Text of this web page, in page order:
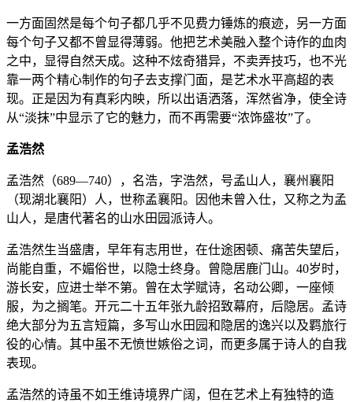
一方面固然是每个句子都几乎不见费力锤炼的痕迹，另一方面
每个句子又都不曾显得薄弱。他把艺术美融入整个诗作的血肉
之中，显得自然天成。这种不炫奇猎异，不卖弄技巧，也不光
靠一两个精心制作的句子去支撑门面，是艺术水平高超的表
现。正是因为有真彩内映，所以出语洒落，浑然省净，使全诗
从“淡抹”中显示了它的魅力，而不再需要“浓饰盛妆”了。
孟浩然
孟浩然（689—740），名浩，字浩然，号孟山人，襄州襄阳
（现湖北襄阳）人，世称孟襄阳。因他未曾入仕，又称之为孟
山人，是唐代著名的山水田园派诗人。
孟浩然生当盛唐，早年有志用世，在仕途困顿、痛苦失望后，
尚能自重，不媚俗世，以隐士终身。曾隐居鹿门山。40岁时，
游长安，应进士举不第。曾在太学赋诗，名动公卿，一座倾
服，为之搁笔。开元二十五年张九龄招致幕府，后隐居。孟诗
绝大部分为五言短篇，多写山水田园和隐居的逸兴以及羁旅行
役的心情。其中虽不无愤世嫉俗之词，而更多属于诗人的自我
表现。
孟浩然的诗虽不如王维诗境界广阔，但在艺术上有独特的造